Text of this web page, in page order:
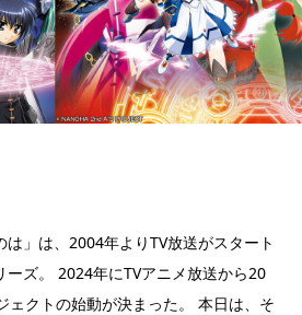
は」は、2004年よりTV放送がスタート
ーズ。 2024年にTVアニメ放送から20
ェクトの始動が決まった。 本日は、そ